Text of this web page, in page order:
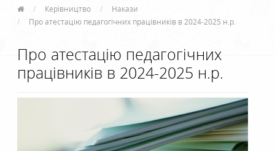
Керівництво
Накази
Про атестацію педагогічних працівників в 2024-2025 н.р.
Про атестацію педагогічних
працівників в 2024-2025 н.р.